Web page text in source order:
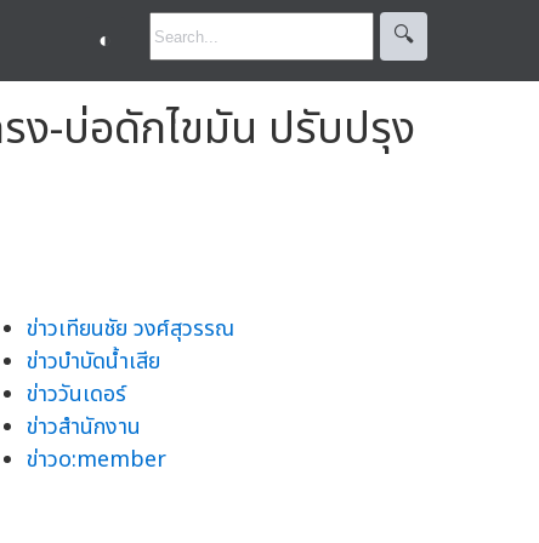
◐ 🔍︎
ง-บ่อดักไขมัน ปรับปรุง
ข่าวเทียนชัย วงศ์สุวรรณ
ข่าวบำบัดน้ำเสีย
ข่าววันเดอร์
ข่าวสำนักงาน
ข่าวo:member